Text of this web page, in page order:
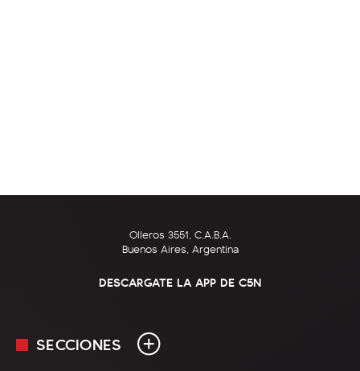
Olleros 3551, C.A.B.A.
Buenos Aires, Argentina
DESCARGATE LA APP DE C5N
SECCIONES